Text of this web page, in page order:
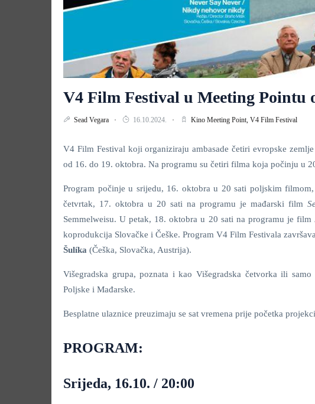
V4 Film Festival u Meeting Pointu
Sead Vegara 16.10.2024. Kino Meeting Point, V4 Film Festival
V4 Film Festival koji organiziraju ambasade četiri evropske
od 16. do 19. oktobra. Na programu su četiri filma koja počinju u
Program počinje u srijedu, 16. oktobra u 20 sati poljskim
četvrtak, 17. oktobra u 20 sati na programu je mađarski film
Semmelweisu. U petak, 18. oktobra u 20 sati na programu je film
koprodukcija Slovačke i Češke. Program V4 Film Festivala
Šulíka (Češka, Slovačka, Austrija).
Višegradska grupa, poznata i kao Višegradska četvorka ili
Poljske i Mađarske.
Besplatne ulaznice preuzimaju se sat vremena prije početka
PROGRAM:
Srijeda, 16.10. / 20:00